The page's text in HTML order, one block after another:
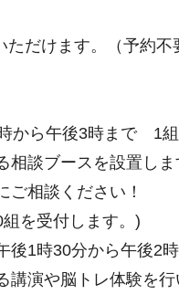
だけます。（予約
から午後3時まで 1
談ブースを設置しま
相談ください！
を受付します。)
後1時30分から午後2
演や脳トレ体験を行